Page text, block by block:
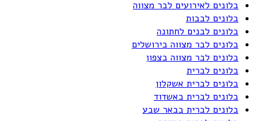
בלונים לאירועים לבר מצווה
בלונים לבבות
בלונים לבנים לחתונה
בלונים לבר מצווה בירושלים
בלונים לבר מצווה בצפון
בלונים לברית
בלונים לברית אשקלון
בלונים לברית באשדוד
בלונים לברית בבאר שבע